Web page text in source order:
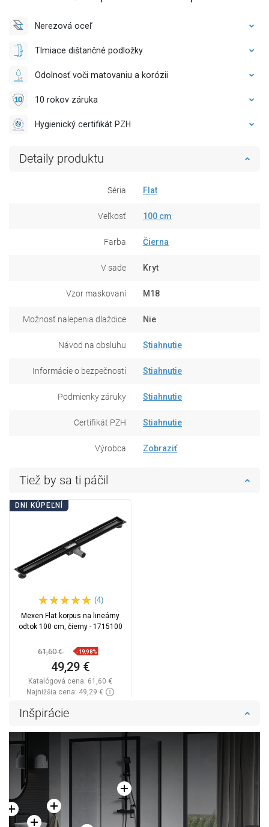
Nerezová oceľ
Tlmiace dištančné podložky
Odolnosť voči matovaniu a korózii
10 rokov záruka
Hygienický certifikát PZH
Detaily produktu
Séria Flat
Veľkosť 100 cm
Farba Čierna
V sade Kryt
Vzor maskovaní M18
Možnosť nalepenia dlaždice Nie
Návod na obsluhu Stiahnutie
Informácie o bezpečnosti Stiahnutie
Podmienky záruky Stiahnutie
Certifikát PZH Stiahnutie
Výrobca Zobraziť
Tiež by sa ti páčil
DNI KÚPEĽNÍ
(4)
Mexen Flat korpus na lineárny
odtok 100 cm, čierny - 1715100
61,60 € -19,98%
49,29 €
Katalógová cena: 61,60 €
Najnižšia cena: 49,29 €
Inšpirácie